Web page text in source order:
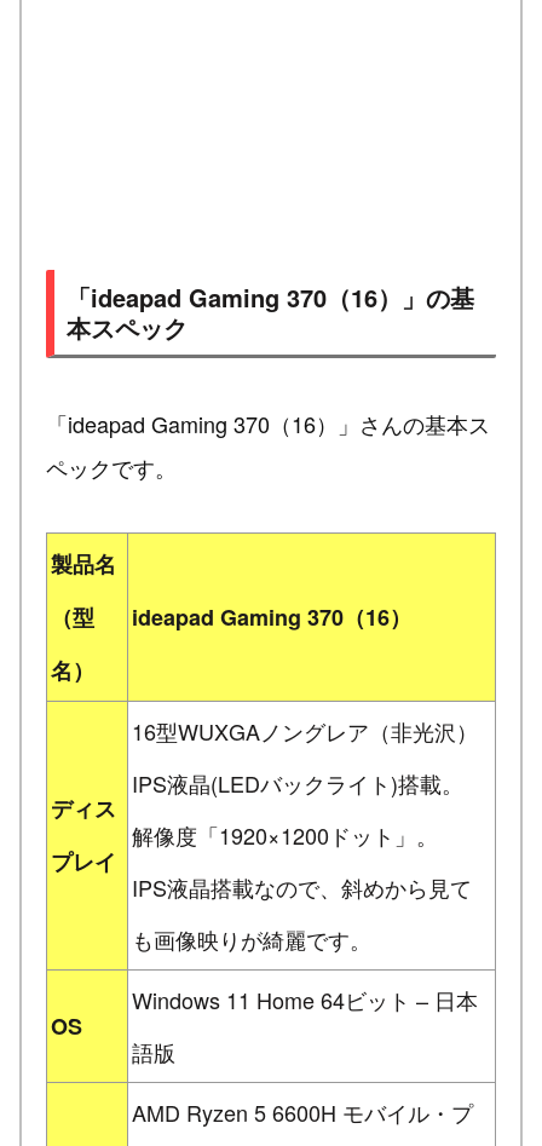
「ideapad Gaming 370（16）」の基
本スペック
「ideapad Gaming 370（16）」さんの基本ス
ペックです。
製品名
（型
名）
ideapad Gaming 370（16）
ディス
プレイ
16型WUXGAノングレア（非光沢）
IPS液晶(LEDバックライト)搭載。
解像度「1920×1200ドット」。
IPS液晶搭載なので、斜めから見て
も画像映りが綺麗です。
OS
Windows 11 Home 64ビット – 日本
語版
AMD Ryzen 5 6600H モバイル・プ